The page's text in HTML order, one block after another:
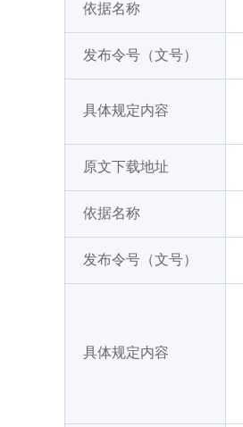
依据名称
发布令号（文号）
具体规定内容
原文下载地址
依据名称
发布令号（文号）
具体规定内容